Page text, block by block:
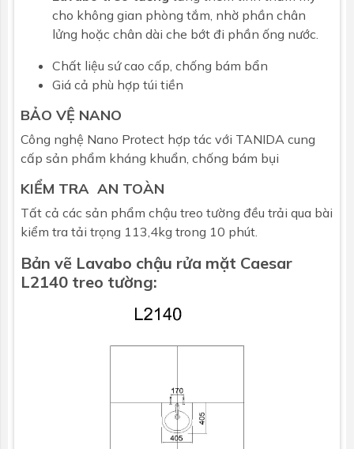
cho không gian phòng tắm, nhờ phần chân
lửng hoặc chân dài che bớt đi phần ống nước.
Chất liệu sứ cao cấp, chống bám bẩn
Giá cả phù hợp túi tiền
BẢO VỆ NANO
Công nghệ Nano Protect hợp tác với TANIDA cung
cấp sản phẩm kháng khuẩn, chống bám bụi
KIỂM TRA AN TOÀN
Tất cả các sản phẩm chậu treo tường đều trải qua bài
kiểm tra tải trọng 113,4kg trong 10 phút.
Bản vẽ Lavabo chậu rửa mặt Caesar
L2140 treo tường: